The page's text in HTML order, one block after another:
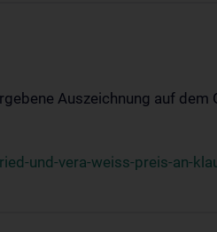
Auszeichnung auf
und-vera-weiss-preis-an-